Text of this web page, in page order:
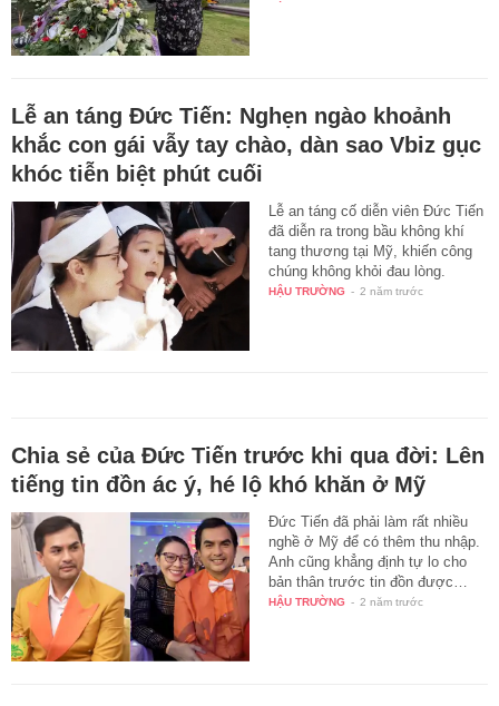
Lễ an táng Đức Tiến: Nghẹn ngào khoảnh
khắc con gái vẫy tay chào, dàn sao Vbiz gục
khóc tiễn biệt phút cuối
Lễ an táng cố diễn viên Đức Tiến
đã diễn ra trong bầu không khí
tang thương tại Mỹ, khiến công
chúng không khỏi đau lòng.
HẬU TRƯỜNG - 2 năm trước
Chia sẻ của Đức Tiến trước khi qua đời: Lên
tiếng tin đồn ác ý, hé lộ khó khăn ở Mỹ
Đức Tiến đã phải làm rất nhiều
nghề ở Mỹ để có thêm thu nhập.
Anh cũng khẳng định tự lo cho
bản thân trước tin đồn được…
HẬU TRƯỜNG - 2 năm trước